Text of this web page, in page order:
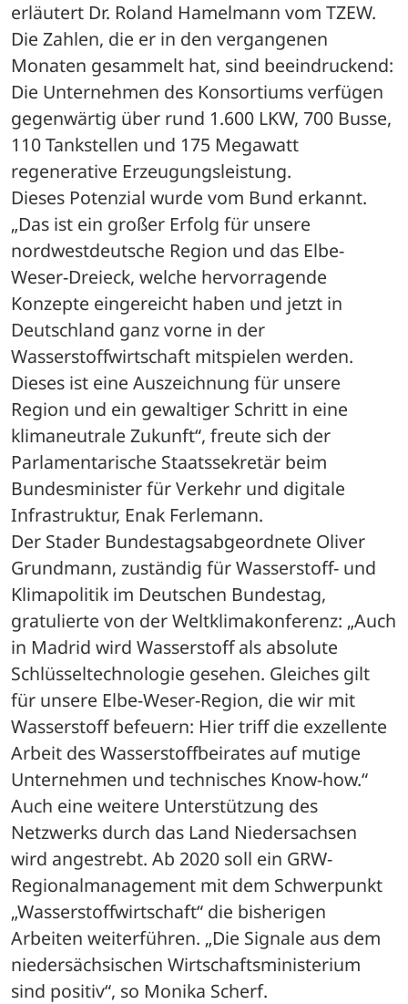
erläutert Dr. Roland Hamelmann vom TZEW.
Die Zahlen, die er in den vergangenen
Monaten gesammelt hat, sind beeindruckend:
Die Unternehmen des Konsortiums verfügen
gegenwärtig über rund 1.600 LKW, 700 Busse,
110 Tankstellen und 175 Megawatt
regenerative Erzeugungsleistung.
Dieses Potenzial wurde vom Bund erkannt.
„Das ist ein großer Erfolg für unsere
nordwestdeutsche Region und das Elbe-
Weser-Dreieck, welche hervorragende
Konzepte eingereicht haben und jetzt in
Deutschland ganz vorne in der
Wasserstoffwirtschaft mitspielen werden.
Dieses ist eine Auszeichnung für unsere
Region und ein gewaltiger Schritt in eine
klimaneutrale Zukunft“, freute sich der
Parlamentarische Staatssekretär beim
Bundesminister für Verkehr und digitale
Infrastruktur, Enak Ferlemann.
Der Stader Bundestagsabgeordnete Oliver
Grundmann, zuständig für Wasserstoff- und
Klimapolitik im Deutschen Bundestag,
gratulierte von der Weltklimakonferenz: „Auch
in Madrid wird Wasserstoff als absolute
Schlüsseltechnologie gesehen. Gleiches gilt
für unsere Elbe-Weser-Region, die wir mit
Wasserstoff befeuern: Hier triff die exzellente
Arbeit des Wasserstoffbeirates auf mutige
Unternehmen und technisches Know-how.“
Auch eine weitere Unterstützung des
Netzwerks durch das Land Niedersachsen
wird angestrebt. Ab 2020 soll ein GRW-
Regionalmanagement mit dem Schwerpunkt
„Wasserstoffwirtschaft“ die bisherigen
Arbeiten weiterführen. „Die Signale aus dem
niedersächsischen Wirtschaftsministerium
sind positiv“, so Monika Scherf.